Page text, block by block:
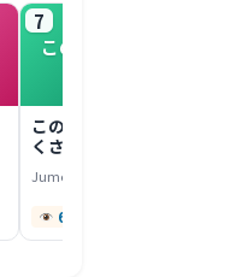
7
このヒーラー、めん
このヒーラー、めんど
くさい
Jumondou
67